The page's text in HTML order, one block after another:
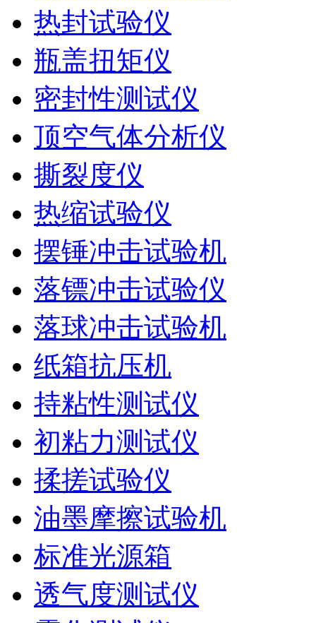
热封试验仪
瓶盖扭矩仪
密封性测试仪
顶空气体分析仪
撕裂度仪
热缩试验仪
摆锤冲击试验机
落镖冲击试验仪
落球冲击试验机
纸箱抗压机
持粘性测试仪
初粘力测试仪
揉搓试验仪
油墨摩擦试验机
标准光源箱
透气度测试仪